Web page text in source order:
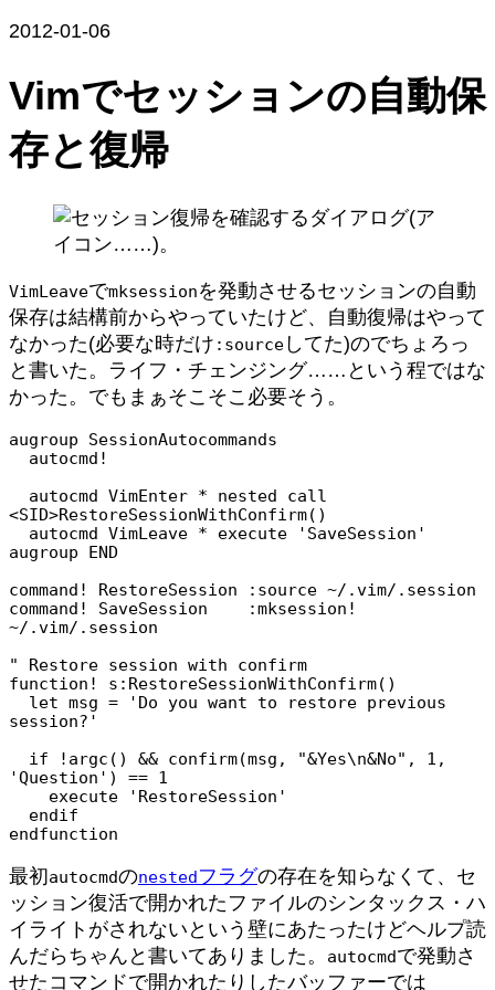
2012-01-06
Vimでセッションの自動保
存と復帰
VimLeaveでmksessionを発動させるセッションの自動
保存は結構前からやっていたけど、自動復帰はやって
なかった(必要な時だけ :source してた)のでちょろっ
と書いた。ライフ・チェンジング……という程ではな
かった。でもまぁそこそこ必要そう。
augroup SessionAutocommands
<SID>RestoreSessionWithConfirm()
augroup END
command! RestoreSession :source ~/.vim/.session
command! SaveSession    :mksession!
~/.vim/.session
" Restore session with confirm
function! s:RestoreSessionWithConfirm()
session?'
'Question') == 1
endfunction
最初autocmdのnestedフラグの存在を知らなくて、セ
ッション復活で開かれたファイルのシンタックス・ハ
イライトがされないという壁にあたったけどヘルプ読
んだらちゃんと書いてありました。
autocmdで発動さ
せたコマンドで開かれたりしたバッファーでは